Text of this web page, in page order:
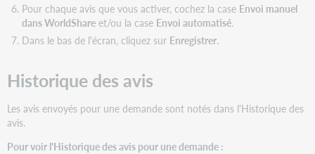
Pour chaque avis que vous activer, cochez la case Envoi manuel
dans WorldShareet/ou la case Envoi automatisé.
Dans le bas de l'écran, cliquez sur Enregistrer.
Historique des avis
Les avis envoyés pour une demande sont notés dans l'Historique des
avis.
Pour voir l'Historique des avis pour une demande :